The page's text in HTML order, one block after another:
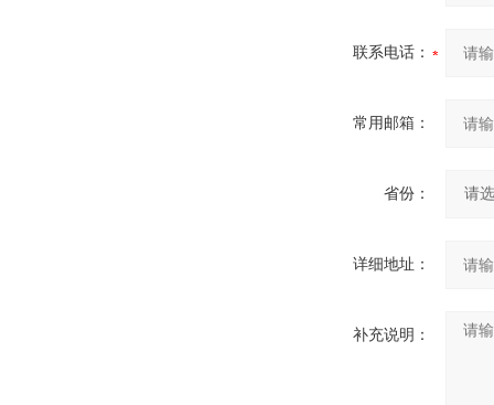
联系电话：
常用邮箱：
省份：
详细地址：
补充说明：